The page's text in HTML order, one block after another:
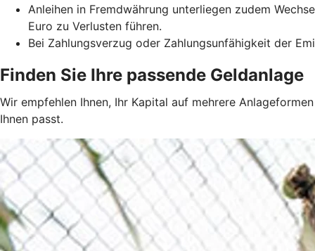
Anleihen in Fremdwährung unterliegen zudem
Euro zu Verlusten führen.
Bei Zahlungsverzug oder Zahlungsunfähigkeit der
Finden Sie Ihre passende Geldanlage
Wir empfehlen Ihnen, Ihr Kapital auf mehrere
Ihnen passt.